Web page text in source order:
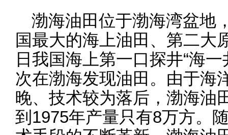
渤海油田位于渤海湾盆地
国最大的海上油田、第二大
日我国海上第一口探井“海
次在渤海发现油田。由于海
晚、技术较为落后，渤海油
到1975年产量只有8万方。